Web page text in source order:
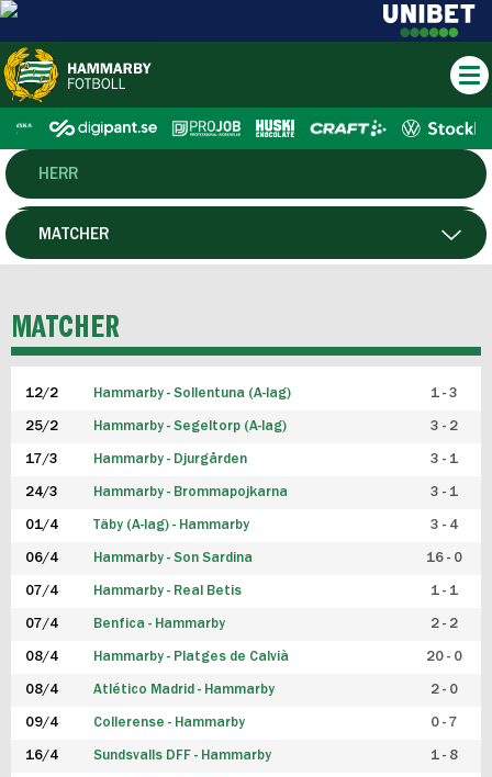
HERR
DAM
P19
F19
FUTSAL HERR
FUTSAL DAM
MATCHER
MATCHER
12/2 Hammarby - Sollentuna (A-lag) 1 - 3
25/2 Hammarby - Segeltorp (A-lag) 3 - 2
17/3 Hammarby - Djurgården 3 - 1
24/3 Hammarby - Brommapojkarna 3 - 1
01/4 Täby (A-lag) - Hammarby 3 - 4
06/4 Hammarby - Son Sardina 16 - 0
07/4 Hammarby - Real Betis 1 - 1
07/4 Benfica - Hammarby 2 - 2
08/4 Hammarby - Platges de Calvià 20 - 0
08/4 Atlético Madrid - Hammarby 2 - 0
09/4 Collerense - Hammarby 0 - 7
16/4 Sundsvalls DFF - Hammarby 1 - 8